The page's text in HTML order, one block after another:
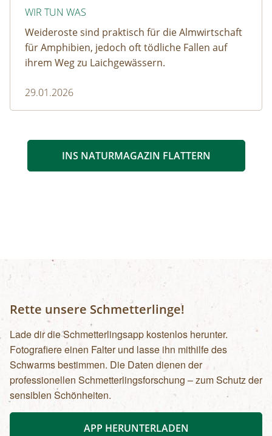
WIR TUN WAS
Weideroste sind praktisch für die Almwirtschaft
für Amphibien, jedoch oft tödliche Fallen auf
ihrem Weg zu Laichgewässern.
29.01.2026
INS NATURMAGAZIN FLATTERN
Rette unsere Schmetterlinge!
Lade dir die Schmetterlingsapp kostenlos herunter.
Fotografiere einen Falter und lasse ihn mithilfe des
Schwarms bestimmen. Die Daten dienen der
professionellen Schmetterlingsforschung – zum Schutz der
sensiblen Schönheiten.
APP HERUNTERLADEN